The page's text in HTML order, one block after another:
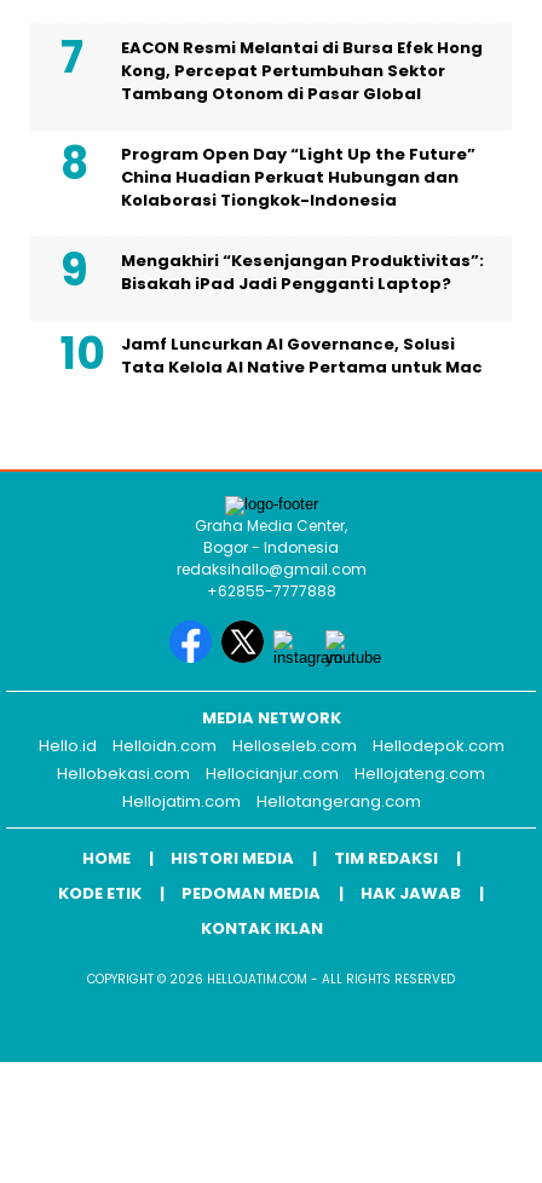
EACON Resmi Melantai di Bursa Efek Hong
Kong, Percepat Pertumbuhan Sektor
Tambang Otonom di Pasar Global
Program Open Day “Light Up the Future”
China Huadian Perkuat Hubungan dan
Kolaborasi Tiongkok-Indonesia
Mengakhiri “Kesenjangan Produktivitas”:
Bisakah iPad Jadi Pengganti Laptop?
Jamf Luncurkan AI Governance, Solusi
Tata Kelola AI Native Pertama untuk Mac
Graha Media Center,
Bogor - Indonesia
redaksihallo@gmail.com
+62855-7777888
MEDIA NETWORK
Hello.id
Helloidn.com Helloseleb.com
Hellodepok.com
Hellobekasi.com
Hellocianjur.com
Hellojateng.com
Hellojatim.com
Hellotangerang.com
HOME HISTORI MEDIA
TIM REDAKSI
KODE ETIK
PEDOMAN MEDIA
HAK JAWAB
KONTAK IKLAN
COPYRIGHT © 2026 HELLOJATIM.COM - ALL RIGHTS RESERVED